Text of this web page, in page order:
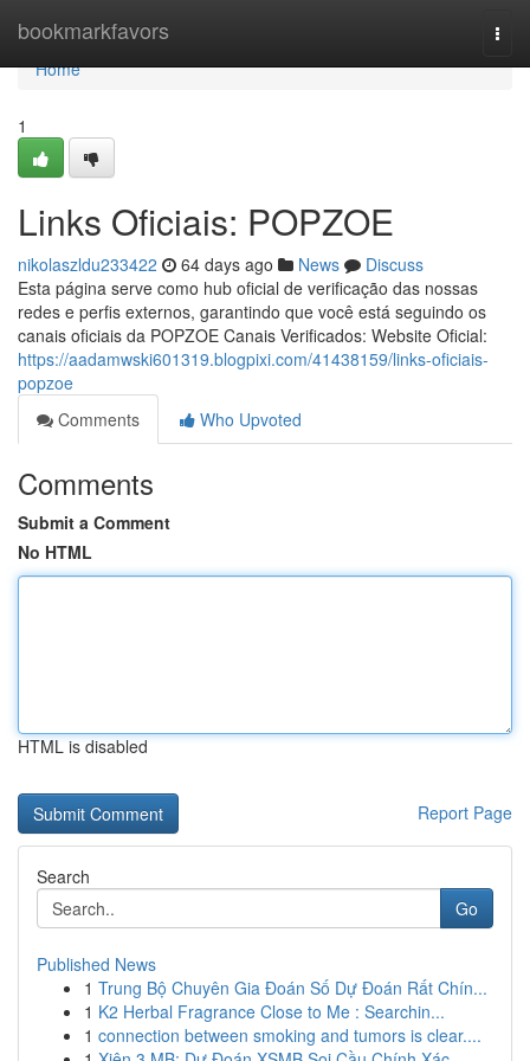
bookmarkfavors
Home
Home
1
Links Oficiais: POPZOE
nikolaszldu233422 64 days ago News
Discuss
Esta página serve como hub oficial de verificação das nossas
redes e perfis externos, garantindo que você está seguindo os
canais oficiais da POPZOE Canais Verificados: Website Oficial:
https://aadamwski601319.blogpixi.com/41438159/links-oficiais-
popzoe
Comments
Who Upvoted
Comments
Submit a Comment
No HTML
HTML is disabled
Report Page
Search
Go
Published News
1 Trung Bộ Chuyên Gia Đoán Số Dự Đoán Rất Chín...
1 K2 Herbal Fragrance Close to Me : Searchin...
1 connection between smoking and tumors is clear....